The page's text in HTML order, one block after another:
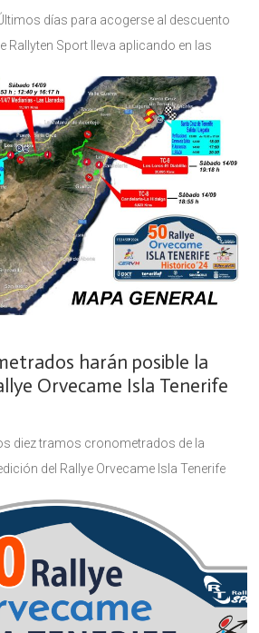
días para acogerse al descuento
Rallyten Sport lleva aplicando en las
harán posible la
Orvecame Isla Tenerife
diez tramos cronometrados de la
del Rallye Orvecame Isla Tenerife